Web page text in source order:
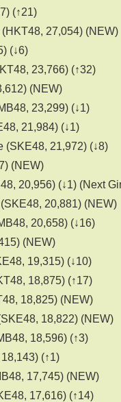
(↑21)
27,054) (NEW)
(↓6)
23,766) (↑32)
(NEW)
23,299) (↓1)
21,984) (↓1)
(SKE48, 21,972) (↓8)
(NEW)
20,956) (↓1) (Next
20,881) (NEW)
20,658) (↓16)
(NEW)
19,315) (↓10)
18,875) (↑17)
18,825) (NEW)
18,822) (NEW)
18,596) (↑3)
(↑1)
17,745) (NEW)
17,616) (↑14)